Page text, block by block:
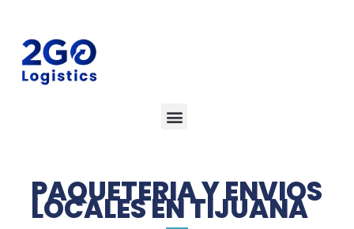
PAQUETERIA Y ENVIOS
LOCALES EN TIJUANA